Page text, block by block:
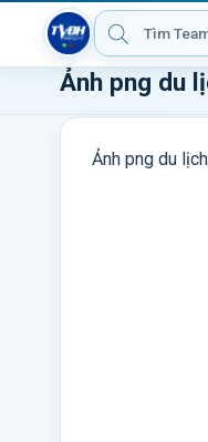
Ảnh png du
Ảnh png du